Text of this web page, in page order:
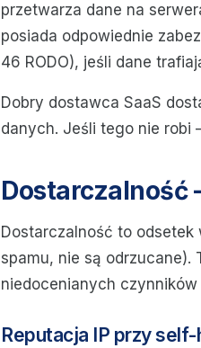
przetwarza dane na
posiada odpowiednie
46 RODO), jeśli dane
Dobry dostawca SaaS
danych. Jeśli tego nie robi
Dostarczalność
Dostarczalność to
spamu, nie są odrzucane).
niedocenianych
Reputacja IP przy